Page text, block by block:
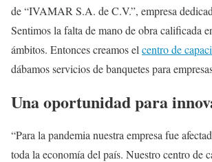
de “IVAMAR S.A. de C.V.”, empresa
Sentimos la falta de mano de obra calificada
ámbitos. Entonces creamos el centro de
dábamos servicios de banquetes para
Una oportunidad para
“Para la pandemia nuestra empresa fue
toda la economía del país. Nuestro centro de